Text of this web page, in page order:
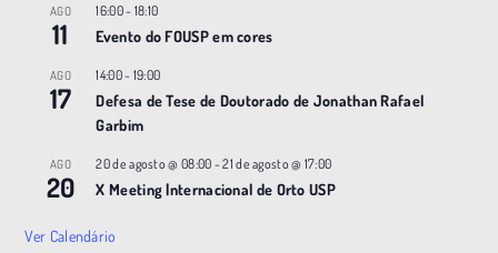
AGO
11
16:00- 18:10
Evento do FOUSP em cores
AGO
17
14:00- 19:00
Defesa de Tese de Doutorado de Jonathan Rafael
Garbim
AGO
20
20 de agosto @ 08:00 -21 de agosto @ 17:00
X Meeting |nternacional de Orto USP
Ver Calendário